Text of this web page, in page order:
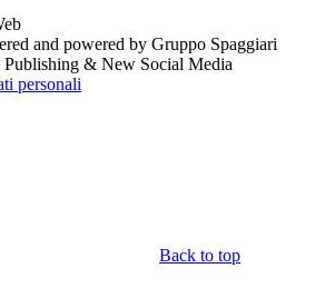
and powered by Gruppo Spaggiari
& New Social Media
personali
Back to top